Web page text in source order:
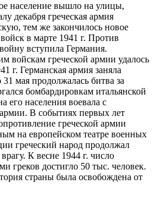
население вышло на улицы,
декабря греческая армия
тем же закончилось новое
в марте 1941 г. Против
вступила Германия.
войскам греческой армии удалось
г. Германская армия заняла
мая продолжалась битва за
бомбардировкам итальянской
его населения воевала с
В событиях первых лет
греческой армии
на европейском театре военных
греческий народ продолжал
К весне 1944 г. число
греков достигло 50 тыс. человек.
страны была освобождена от